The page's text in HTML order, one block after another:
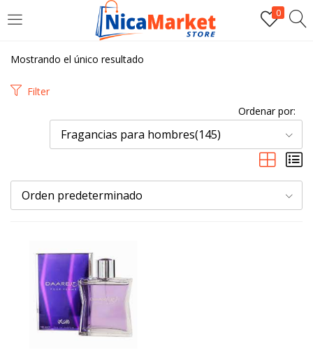
0
INICIAR SESIÓN
Introduzca su nombre de usuario y contraseña para iniciar
Por favor, introduce una respuesta en dígitos:
Recordarme
Iniciar Sesión
Mostrando el único resultado
Filter
Ordenar por:
Fragancias para hombres(145)
Orden predeterminado